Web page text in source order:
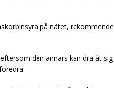
på nätet,
den annars kan dra åt